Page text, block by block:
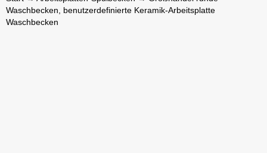
Waschbecken, benutzerdefinierte Keramik-Arbeitsplatte
Waschbecken